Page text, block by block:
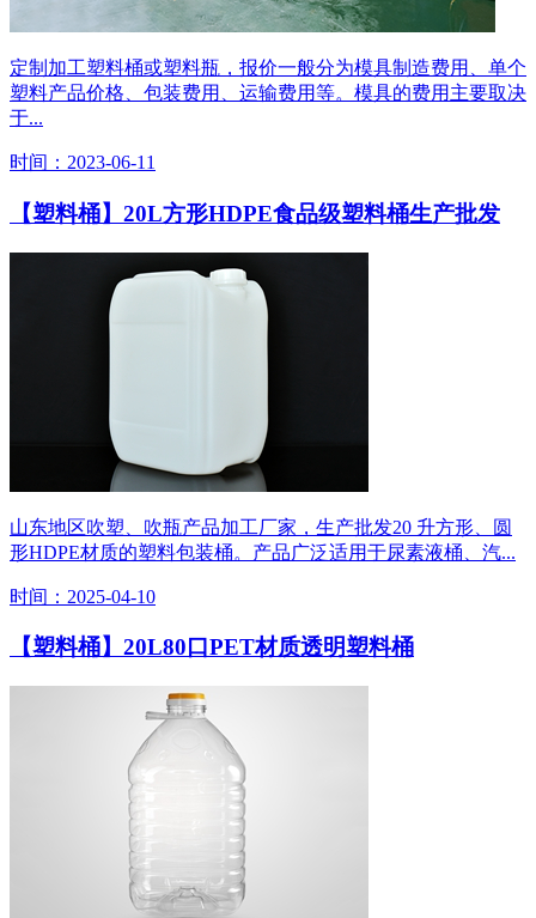
定制加工塑料桶或塑料瓶，报价一般分为模具制造费用、单个
塑料产品价格、包装费用、运输费用等。模具的费用主要取决
于...
时间：2023-06-11
【塑料桶】20L方形HDPE食品级塑料桶生产批发
山东地区吹塑、吹瓶产品加工厂家，生产批发20 升方形、圆
形HDPE材质的塑料包装桶。产品广泛适用于尿素液桶、汽...
时间：2025-04-10
【塑料桶】20L80口PET材质透明塑料桶